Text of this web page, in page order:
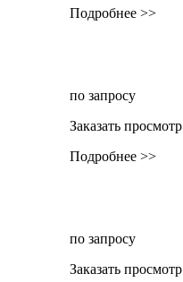
Подробнее >>
по запросу
Заказать просмотр
Подробнее >>
по запросу
Заказать просмотр